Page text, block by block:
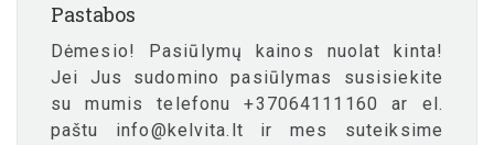
Pastabos
Dėmesio! Pasiūlymų kainos nuolat kinta!
Jei Jus sudomino pasiūlymas susisiekite
su mumis telefonu +37064111160 ar el.
paštu info@kelvita.lt ir mes suteiksime